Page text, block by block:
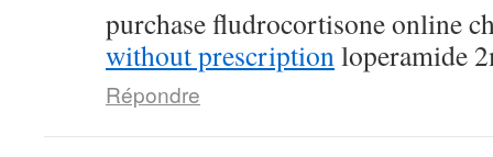
purchase fludrocortisone online
without prescriptionloperamide
Répondre